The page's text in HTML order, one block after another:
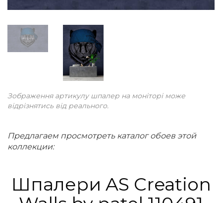
Зображення артикулу шпалер на моніторі може
відрізнятись від реального.
Предлагаем просмотреть каталог обоев этой
коллекции:
Шпалери AS Creation